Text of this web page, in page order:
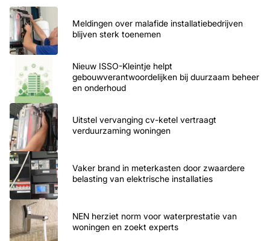
Meldingen over malafide installatiebedrijven
blijven sterk toenemen
Nieuw ISSO-Kleintje helpt
gebouwverantwoordelijken bij duurzaam beheer
en onderhoud
Uitstel vervanging cv-ketel vertraagt
verduurzaming woningen
Vaker brand in meterkasten door zwaardere
belasting van elektrische installaties
NEN herziet norm voor waterprestatie van
woningen en zoekt experts